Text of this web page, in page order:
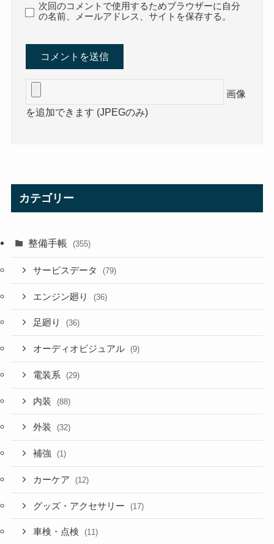
次回のコメントで使用するためブラウザーに自分
の名前、メールアドレス、サイトを保存する。
画像
を追加できます (JPEGのみ)
カテゴリー
整備手帳 (355)
サービスデータ (79)
エンジン廻り (36)
足廻り (36)
オーディオビジュアル (9)
電装系 (29)
内装 (88)
外装 (32)
補強 (1)
カーケア (12)
グッズ・アクセサリー (17)
車検・点検 (11)